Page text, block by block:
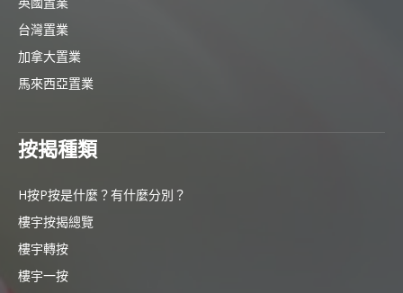
台灣置業
加拿大置業
馬來西亞置業
按揭種類
H按P按是什麼？有什麼分別？
樓宇按揭總覽
樓宇轉按
樓宇一按